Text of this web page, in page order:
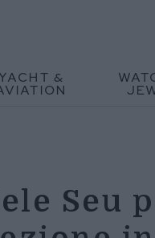
YACHT &
Seu